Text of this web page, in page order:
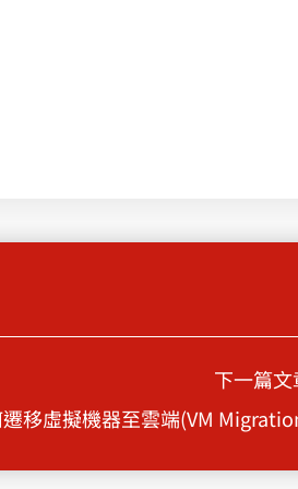
下一篇文
移虛擬機器至雲端(VM